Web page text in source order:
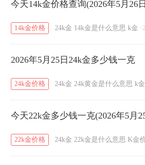
今天14k金价格查询(2026年5月26
14k金价格 24k金 14k金是什么意思 k金 ·
2026年5月25日24k金多少钱一克
24k金价格 24k金 24k黄金是什么意思 k金
今天22k金多少钱一克(2026年5月
22k金价格 24k金 22k金是什么意思 K金